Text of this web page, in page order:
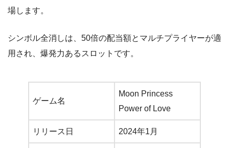
場します。
シンボル全消しは、50倍の配当額とマルチプライヤーが適
用され、爆発力あるスロットです。
ゲーム名
Moon Princess
Power of Love
リリース日 2024年1月